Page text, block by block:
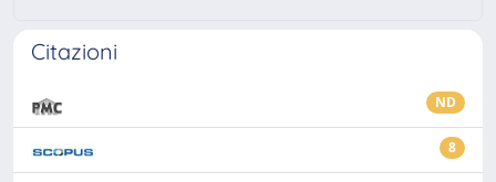
Citazioni
ND
8